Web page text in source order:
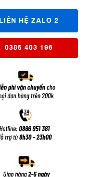
LIÊN HỆ ZALO 2
0385 403 196